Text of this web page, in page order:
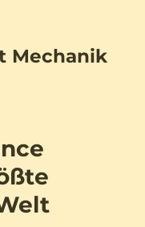
Mechanik